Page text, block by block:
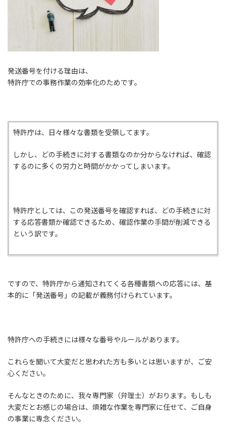
発送番号を付ける理由は、
特許庁での事務作業の効率化のためです。
特許庁は、日々様々な書類を受領してます。
しかし、どの手続きに対する書類なのか分からなければ、確認
するのに多くの労力と時間がかかってしまいます。
特許庁としては、この発送番号を確認すれば、どの手続きに対
する応答書類か確認できるため、確認作業の手間が削減できる
という訳です。
ですので、特許庁から通知されてくる各種書類への応答には、基
本的に「発送番号」の記載が義務付けられています。
特許庁への手続きには様々な番号やルールがあります。
これらを聞いて大変だと思われた方も多いとは思いますが、ご安
心ください。
そんなときのために、我々専門家（弁理士）がおります。もしも
大変だとお感じの場合は、煩雑な作業を専門家に任せて、ご自身
の事業に専念ください。